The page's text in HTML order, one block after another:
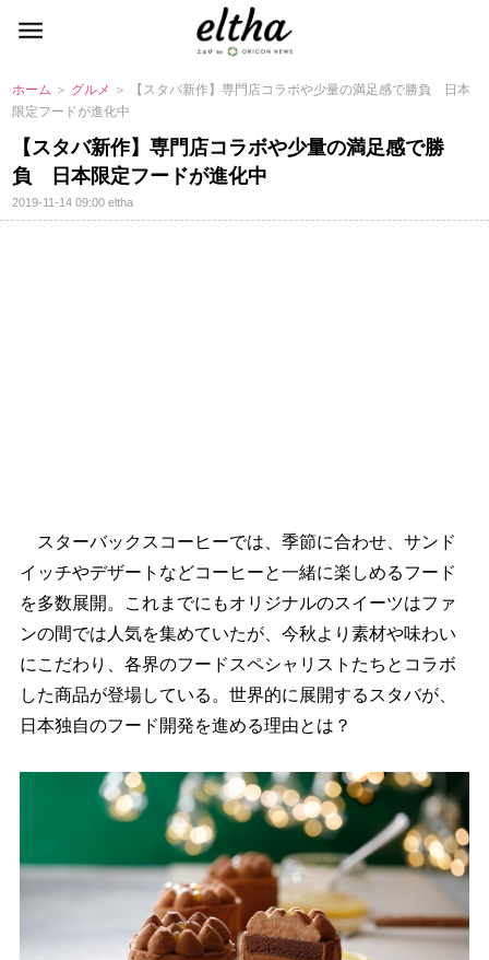
ホーム ＞ グルメ ＞ 【スタバ新作】専門店コラボや少量の満足感で勝負 日本
限定フードが進化中
【スタバ新作】専門店コラボや少量の満足感で勝
負 日本限定フードが進化中
2019-11-14 09:00eltha
スターバックスコーヒーでは、季節に合わせ、サンド
イッチやデザートなどコーヒーと一緒に楽しめるフード
を多数展開。これまでにもオリジナルのスイーツはファ
ンの間では人気を集めていたが、今秋より素材や味わい
にこだわり、各界のフードスペシャリストたちとコラボ
した商品が登場している。世界的に展開するスタバが、
日本独自のフード開発を進める理由とは？